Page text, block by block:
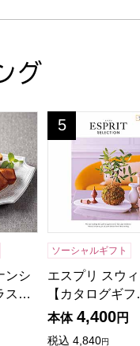
グ
カタログ】
ト[40WH]【贈りもの
ンシェ・メープルラス
ンシ
ス…
エスプリ スウ
5
位
ソーシャルギフト
エスプリ スウィ
【カタログギ
本体 4,400円
税込 4,840円